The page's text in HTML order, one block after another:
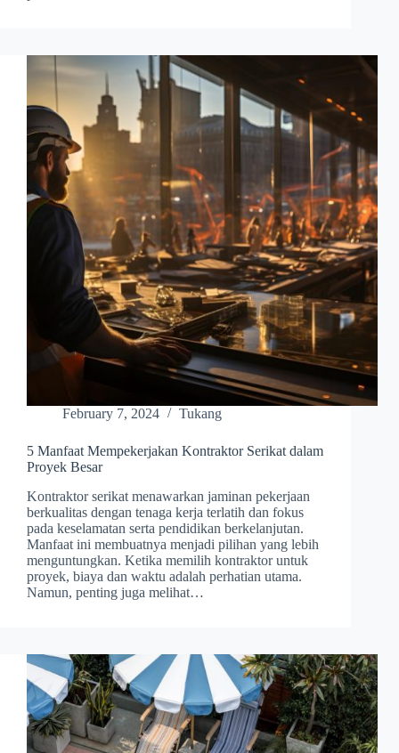
February 7, 2024 Tukang
5 Manfaat Mempekerjakan Kontraktor Serikat dalam
Proyek Besar
Kontraktor serikat menawarkan jaminan pekerjaan
berkualitas dengan tenaga kerja terlatih dan fokus
pada keselamatan serta pendidikan berkelanjutan.
Manfaat ini membuatnya menjadi pilihan yang lebih
menguntungkan. Ketika memilih kontraktor untuk
proyek, biaya dan waktu adalah perhatian utama.
Namun, penting juga melihat…